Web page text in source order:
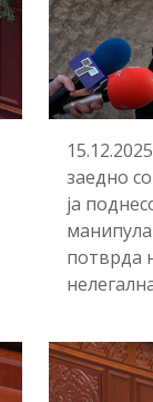
заедно
ја
потврда